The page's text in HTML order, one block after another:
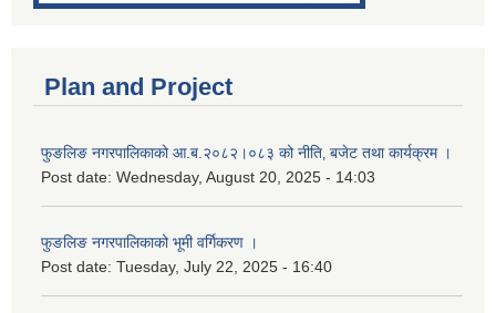
Plan and Project
फुङलिङ नगरपालिकाको आ.ब.२०८२।०८३ को नीति‚ बजेट तथा कार्यक्रम ।
Post date: Wednesday, August 20, 2025 - 14:03
फुङलिङ नगरपालिकाको भूमी वर्गिकरण ।
Post date: Tuesday, July 22, 2025 - 16:40